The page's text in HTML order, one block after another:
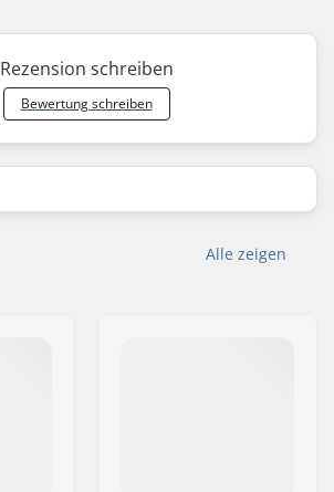
Rezension schreiben
Bewertung schreiben
Alle zeigen